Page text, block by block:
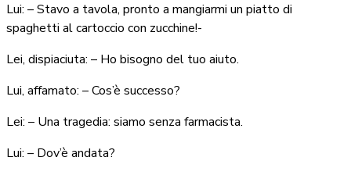
Lui: – Stavo a tavola, pronto a mangiarmi un piatto di
spaghetti al cartoccio con zucchine!-
Lei, dispiaciuta: – Ho bisogno del tuo aiuto.
Lui, affamato: – Cos’è successo?
Lei: – Una tragedia: siamo senza farmacista.
Lui: – Dov’è andata?